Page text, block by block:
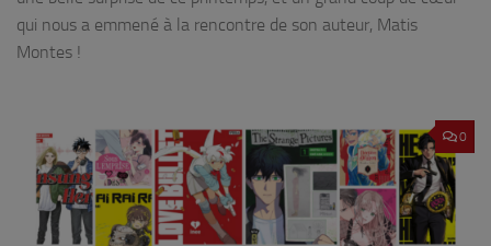
qui nous a emmené à la rencontre de son auteur, Matis
Montes !
0